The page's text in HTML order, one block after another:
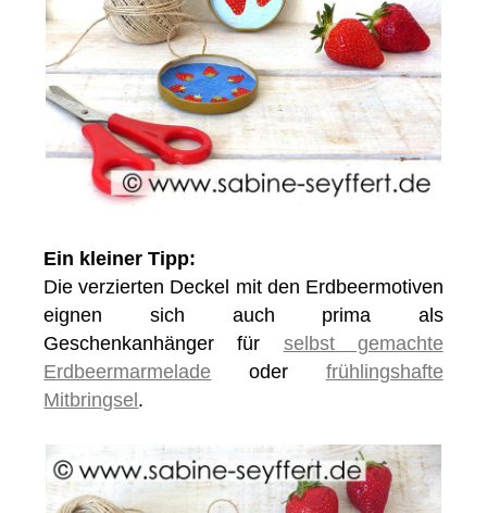
Ein kleiner Tipp:
Die verzierten Deckel mit den Erdbeermotiven
eignen sich auch prima als
Geschenkanhänger für selbst gemachte
Erdbeermarmelade oder frühlingshafte
Mitbringsel.